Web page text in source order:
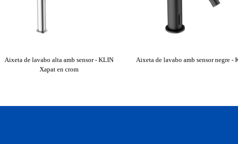
Aixeta de lavabo alta amb sensor - KLIN
Xapat en crom
Aixeta de lavabo amb sensor negre -